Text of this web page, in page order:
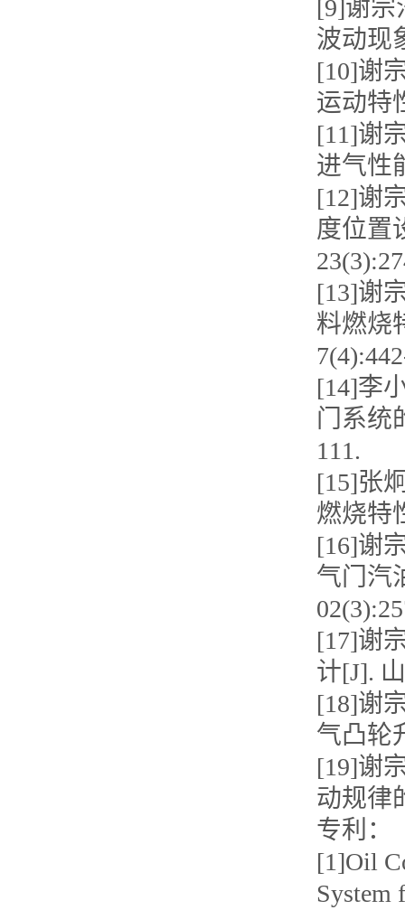
[9]谢
波动现
[10]谢
运动特
[11]谢
进气性
[12]谢
度位置
[13]谢
料燃烧
[14]李
门系统
111.
[15]张
燃烧特
[16]谢
气门汽
[17]谢
计[J].
[18]谢
气凸轮
[19]谢
动规律
专利：
[1]Oil
System